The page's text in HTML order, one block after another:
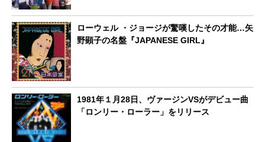
ローウェル ・ジョージが驚嘆したその才能…矢
野顕子の名盤『JAPANESE GIRL』
1981年１月28日、ヴァージンVSがデビュー曲
「ロンリー・ローラー」をリリース